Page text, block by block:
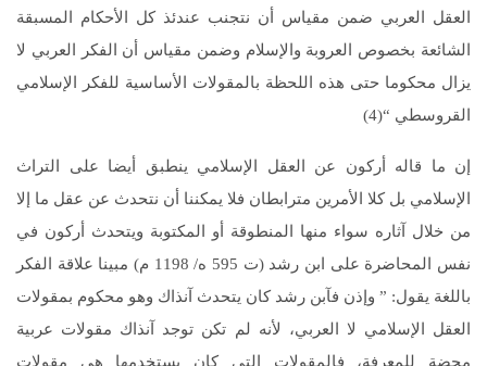
العقل العربي ضمن مقياس أن نتجنب عندئذ كل الأحكام المسبقة
الشائعة بخصوص العروبة والإسلام وضمن مقياس أن الفكر العربي لا
يزال محكوما حتى هذه اللحظة بالمقولات الأساسية للفكر الإسلامي
القروسطي “(4)
إن ما قاله أركون عن العقل الإسلامي ينطبق أيضا على التراث
الإسلامي بل كلا الأمرين مترابطان فلا يمكننا أن نتحدث عن عقل ما إلا
من خلال آثاره سواء منها المنطوقة أو المكتوبة ويتحدث أركون في
نفس المحاضرة على ابن رشد (ت 595 ه/ 1198 م) مبينا علاقة الفكر
باللغة يقول: ” وإذن فآبن رشد كان يتحدث آنذاك وهو محكوم بمقولات
العقل الإسلامي لا العربي، لأنه لم تكن توجد آنذاك مقولات عربية
محضة للمعرفة، فالمقولات التي كان يستخدمها هي مقولات